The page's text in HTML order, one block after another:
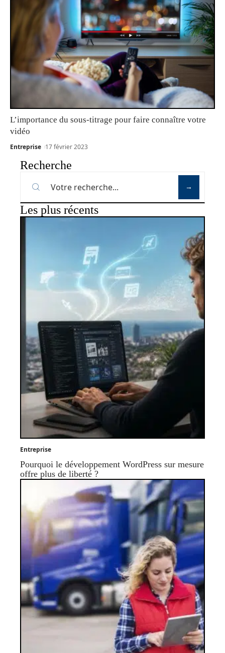
L’importance du sous-titrage pour faire connaître votre
vidéo
Entreprise 17 février 2023
Recherche
Les plus récents
Entreprise
Pourquoi le développement WordPress sur mesure
offre plus de liberté ?